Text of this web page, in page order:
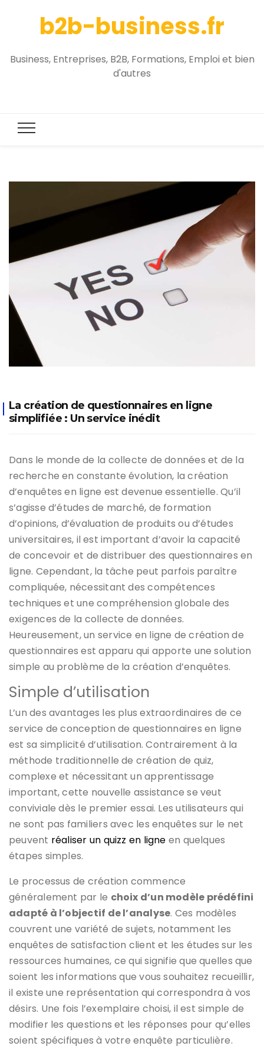
b2b-business.fr
Business, Entreprises, B2B, Formations, Emploi et bien
d'autres
La création de questionnaires en ligne
simplifiée : Un service inédit
Dans le monde de la collecte de données et de la
recherche en constante évolution, la création
d’enquêtes en ligne est devenue essentielle. Qu’il
s’agisse d’études de marché, de formation
d’opinions, d’évaluation de produits ou d’études
universitaires, il est important d’avoir la capacité
de concevoir et de distribuer des questionnaires en
ligne. Cependant, la tâche peut parfois paraître
compliquée, nécessitant des compétences
techniques et une compréhension globale des
exigences de la collecte de données.
Heureusement, un service en ligne de création de
questionnaires est apparu qui apporte une solution
simple au problème de la création d’enquêtes.
Simple d’utilisation
L’un des avantages les plus extraordinaires de ce
service de conception de questionnaires en ligne
est sa simplicité d’utilisation. Contrairement à la
méthode traditionnelle de création de quiz,
complexe et nécessitant un apprentissage
important, cette nouvelle assistance se veut
conviviale dès le premier essai. Les utilisateurs qui
ne sont pas familiers avec les enquêtes sur le net
peuvent réaliser un quizz en ligne en quelques
étapes simples.
Le processus de création commence
généralement par le choix d’un modèle prédéfini
adapté à l’objectif de l’analyse. Ces modèles
couvrent une variété de sujets, notamment les
enquêtes de satisfaction client et les études sur les
ressources humaines, ce qui signifie que quelles que
soient les informations que vous souhaitez recueillir,
il existe une représentation qui correspondra à vos
désirs. Une fois l’exemplaire choisi, il est simple de
modifier les questions et les réponses pour qu’elles
soient spécifiques à votre enquête particulière.